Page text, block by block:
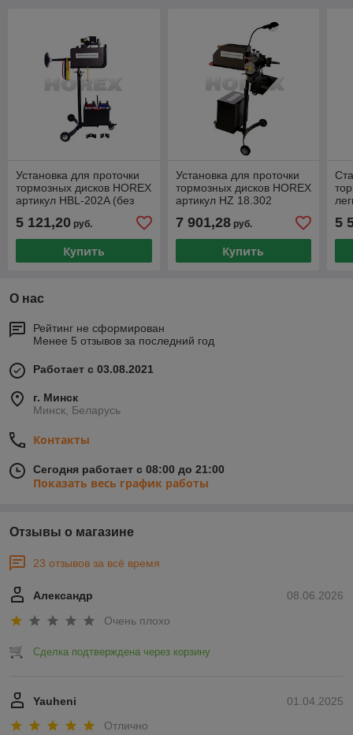
Установка для проточки
тормозных дисков HOREX
артикул HBL-202A (без
5 121,20 руб.
Купить
Установка для проточки
тормозных дисков HOREX
артикул HZ 18.302
7 901,28руб.
Купить
5
О нас
Рейтинг не сформирован
Менее 5 отзывов за последний год
Работает с 03.08.2021
г. Минск
Минск, Беларусь
Контакты
Сегодня работает с 08:00 до 21:00
Показать весь график работы
Отзывы о магазине
23 отзывов за всё время
08.06.2026
Александр
Очень плохо
Сделка подтверждена через корзину
01.04.2025
Yauheni
Отлично